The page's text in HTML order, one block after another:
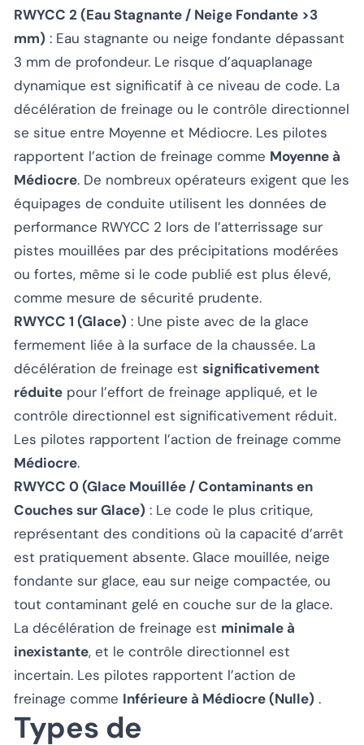
RWYCC 2 (Eau Stagnante / Neige Fondante >3
mm) : Eau stagnante ou neige fondante dépassant
3 mm de profondeur. Le risque d’aquaplanage
dynamique est significatif à ce niveau de code. La
décélération de freinage ou le contrôle directionnel
se situe entre Moyenne et Médiocre. Les pilotes
rapportent l’action de freinage comme Moyenne à
Médiocre. De nombreux opérateurs exigent que les
équipages de conduite utilisent les données de
performance RWYCC 2 lors de l’atterrissage sur
pistes mouillées par des précipitations modérées
ou fortes, même si le code publié est plus élevé,
comme mesure de sécurité prudente.
RWYCC 1 (Glace) : Une piste avec de la glace
fermement liée à la surface de la chaussée. La
décélération de freinage est significativement
réduite pour l’effort de freinage appliqué, et le
contrôle directionnel est significativement réduit.
Les pilotes rapportent l’action de freinage comme
Médiocre.
RWYCC 0 (Glace Mouillée / Contaminants en
Couches sur Glace) : Le code le plus critique,
représentant des conditions où la capacité d’arrêt
est pratiquement absente. Glace mouillée, neige
fondante sur glace, eau sur neige compactée, ou
tout contaminant gelé en couche sur de la glace.
La décélération de freinage est minimale à
inexistante, et le contrôle directionnel est
incertain. Les pilotes rapportent l’action de
freinage comme Inférieure à Médiocre (Nulle) .
Types de